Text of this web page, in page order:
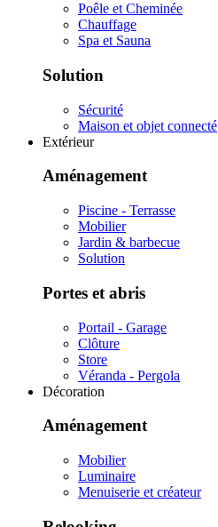
Poêle et Cheminée
Chauffage
Spa et Sauna
Solution
Sécurité
Maison et objet connecté
Extérieur
Aménagement
Piscine - Terrasse
Mobilier
Jardin & barbecue
Solution
Portes et abris
Portail - Garage
Clôture
Store
Véranda - Pergola
Décoration
Aménagement
Mobilier
Luminaire
Menuiserie et créateur